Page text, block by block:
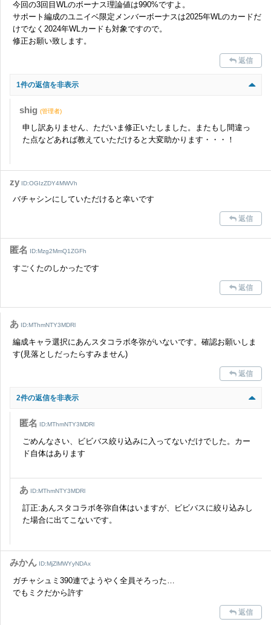
今回の3回目WLのボーナス理論値は990%ですよ。
サポート編成のユニイベ限定メンバーボーナスは2025年WLのカードだ
けでなく2024年WLカードも対象ですので。
修正お願い致します。
返信
1件の返信を非表示
shig (管理者)
申し訳ありません、ただいま修正いたしました。またもし間違っ
た点などあれば教えていただけると大変助かります・・・！
zy ID:OGIzZDY4MWVh
バチャシンにしていただけると幸いです
返信
匿名 ID:Mzg2MmQ1ZGFh
すごくたのしかったです
返信
あ ID:MThmNTY3MDRl
編成キャラ選択にあんスタコラボ冬弥がいないです。確認お願いしま
す(見落としだったらすみません)
返信
2件の返信を非表示
匿名 ID:MThmNTY3MDRl
ごめんなさい、ビビバス絞り込みに入ってないだけでした。カー
ド自体はあります
あ ID:MThmNTY3MDRl
訂正:あんスタコラボ冬弥自体はいますが、ビビバスに絞り込みし
た場合に出てこないです。
みかん ID:MjZlMWYyNDAx
ガチャシュミ390連でようやく全員そろった…
でもミクだから許す
返信